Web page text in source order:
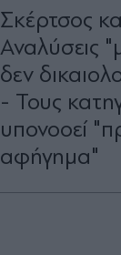
Σκέρτσος
Αναλύσεις
δεν
- Τους
υπονοοεί
αφήγημα"